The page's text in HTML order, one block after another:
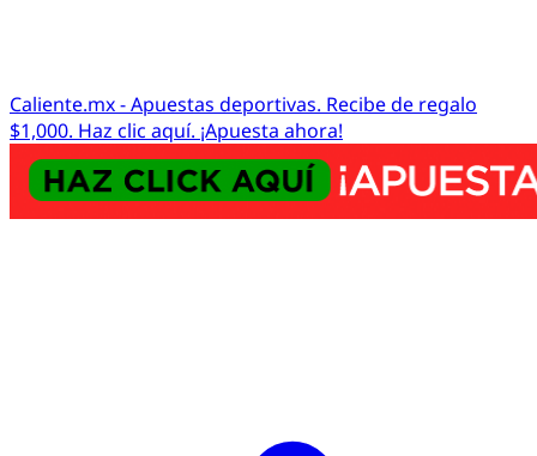
Caliente.mx - Apuestas deportivas. Recibe de regalo
$1,000. Haz clic aquí. ¡Apuesta ahora!